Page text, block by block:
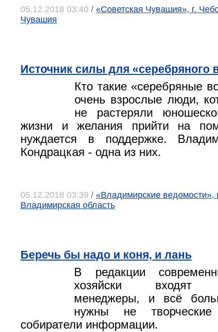
05.12.2018 03:40 / «Советская Чувашия», г.
Чувашия
Источник силы для «серебряного
Кто такие «серебряные
очень взрослые люди,
не растеряли
жизни и желания прийти на
нуждается в поддержке.
Кондрацкая - одна из них.
05.12.2018 03:39 / «Владимирские ведомости»,
Владимирская область
Беречь бы надо и коня, и лань
В редакции
хозяйски входят
менеджеры, и всё
нужны не
собиратели информации.